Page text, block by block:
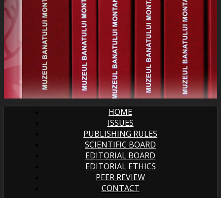
HOME
ISSUES
PUBLISHING RULES
SCIENTIFIC BOARD
EDITORIAL BOARD
EDITORIAL ETHICS
PEER REVIEW
CONTACT